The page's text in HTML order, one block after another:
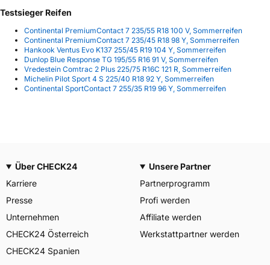
Testsieger Reifen
Continental PremiumContact 7 235/55 R18 100 V, Sommerreifen
Continental PremiumContact 7 235/45 R18 98 Y, Sommerreifen
Hankook Ventus Evo K137 255/45 R19 104 Y, Sommerreifen
Dunlop Blue Response TG 195/55 R16 91 V, Sommerreifen
Vredestein Comtrac 2 Plus 225/75 R16C 121 R, Sommerreifen
Michelin Pilot Sport 4 S 225/40 R18 92 Y, Sommerreifen
Continental SportContact 7 255/35 R19 96 Y, Sommerreifen
Über CHECK24
Karriere
Presse
Unternehmen
CHECK24 Österreich
CHECK24 Spanien
Unsere Partner
Partnerprogramm
Profi werden
Affiliate werden
Werkstattpartner werden